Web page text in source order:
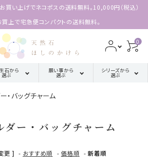
買い上げでネコポスの送料無料。10,000円（税込）
上で宅急便コンパクトの送料無料。
0
石から
選ぶ
3月誕生石
願い事から
選ぶ
金運・成功・仕事系
健康・癒し・美容系
シリーズから
選ぶ
配置【三位
search
・バッグチャーム
ダー・バッグチャーム
更 ] - おすすめ順 -価格順 -新着順